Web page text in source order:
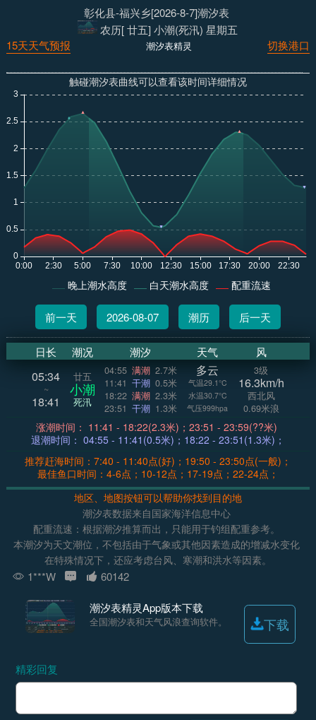
彰化县-福兴乡[2026-8-7]潮汐表
农历[ 廿五] 小潮(死汛) 星期五
切换港口
潮汐表精灵
15天天气预报
触碰潮汐表曲线可以查看该时间详细情况
晚上潮水高度 白天潮水高度 配重流速
前一天 2026-08-07 潮历 后一天
日长 潮况 潮汐 天气 风
05:34
~
18:41
廿五
小潮
死汛
04:55 满潮 2.7米
11:41 干潮 0.5米
18:22 满潮 2.3米
23:51 干潮 1.3米
多云
气温29.1°C
水温30.7°C
气压999hpa
3级
16.3km/h
西北风
0.69米浪
涨潮时间： 11:41 - 18:22(2.3米)；23:51 - 23:59(??米)
退潮时间： 04:55 - 11:41(0.5米)；18:22 - 23:51(1.3米)；
推荐赶海时间：7:40 - 11:40点(好)；19:50 - 23:50点(一般)；
最佳鱼口时间：4-6点；10-12点；17-19点；22-24点；
地区、地图按钮可以帮助你找到目的地
潮汐表数据来自国家海洋信息中心
配重流速：根据潮汐推算而出，只能用于钓组配重参考。
本潮汐为天文潮位，不包括由于气象或其他因素造成的增减水变化
在特殊情况下，还应考虑台风、寒潮和洪水等因素。
1***W 60142
潮汐表精灵App版本下载
全国潮汐表和天气风浪查询软件。 下载
精彩回复